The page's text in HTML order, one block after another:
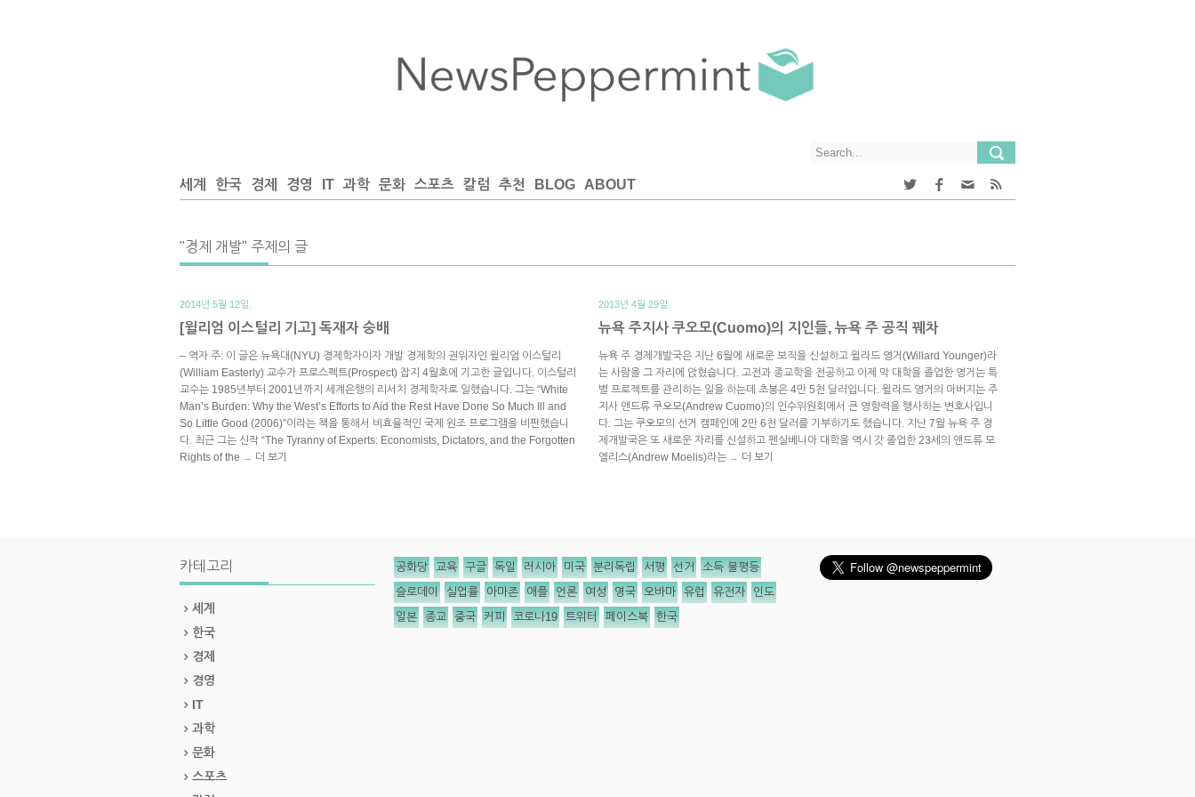
세계 한국 경제 경영 IT 과학 문화 스포츠 칼럼 추천 BLOG ABOUT
"경제 개발" 주제의 글
2014년 5월 12일.
[윌리엄 이스털리 기고] 독재자 숭배
– 역자 주: 이 글은 뉴욕대(NYU) 경제학자이자 개발 경제학의 권위자인 윌리엄 이스털리
(William Easterly) 교수가 프로스펙트(Prospect) 잡지 4월호에 기고한 글입니다. 이스털리
교수는 1985년부터 2001년까지 세계은행의 리서치 경제학자로 일했습니다. 그는 “White
Man’s Burden: Why the West’s Efforts to Aid the Rest Have Done So Much Ill and
So Little Good (2006)”이라는 책을 통해서 비효율적인 국제 원조 프로그램을 비판했습니
다. 최근 그는 신작 “The Tyranny of Experts: Economists, Dictators, and the Forgotten
Rights of the → 더 보기
2013년 4월 29일.
뉴욕 주지사 쿠오모(Cuomo)의 지인들, 뉴욕 주 공직 꿰차
뉴욕 주 경제개발국은 지난 6월에 새로운 보직을 신설하고 윌라드 영거(Willard Younger)라
는 사람을 그 자리에 앉혔습니다. 고전과 종교학을 전공하고 이제 막 대학을 졸업한 영거는 특
별 프로젝트를 관리하는 일을 하는데 초봉은 4만 5천 달러입니다. 윌라드 영거의 아버지는 주
지사 앤드류 쿠오모(Andrew Cuomo)의 인수위원회에서 큰 영향력을 행사하는 변호사입니
다. 그는 쿠오모의 선거 캠페인에 2만 6천 달러를 기부하기도 했습니다. 지난 7월 뉴욕 주 경
제개발국은 또 새로운 자리를 신설하고 펜실베니아 대학을 역시 갓 졸업한 23세의 앤드류 모
엘리스(Andrew Moelis)라는 → 더 보기
카테고리
세계
한국
경제
경영
IT
과학
문화
스포츠
공화당 교육 구글 독일 러시아 미국 분리독립 서평 선거 소득 불평등
슬로데이 실업률 아마존 애플 언론 여성 영국 오바마 유럽 유전자 인도
일본 종교 중국 커피 코로나19 트위터 페이스북 한국